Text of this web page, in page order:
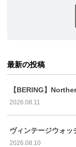
最新の投稿
【BERING】
2026.08.11
ヴィンテージウォッ
2026.08.10